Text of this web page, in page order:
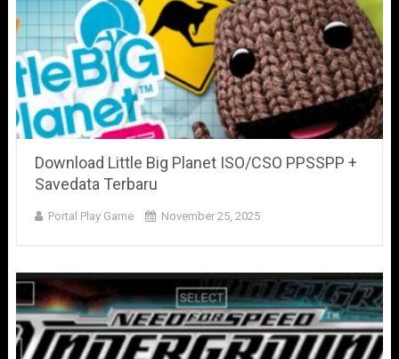
Download Little Big Planet ISO/CSO PPSSPP +
Savedata Terbaru
Portal Play Game November 25, 2025